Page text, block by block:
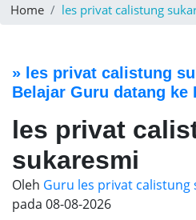
Home les privat calistung
» les privat calistung
Belajar Guru datang ke
les privat
sukaresmi
Oleh Guru les privat calistung
pada 08-08-2026